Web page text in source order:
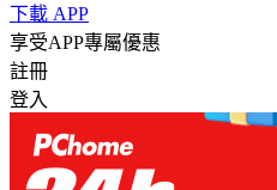
下載 APP
享受APP專屬優惠
註冊
登入